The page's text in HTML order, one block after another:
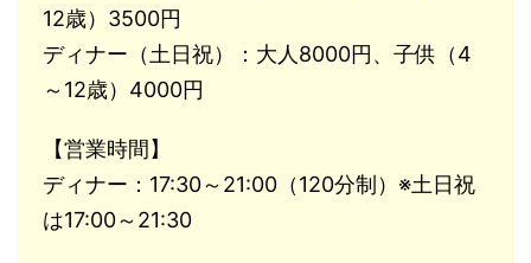
12歳）3500円
ディナー（土日祝）：大人8000円、子供（4
～12歳）4000円
【営業時間】
ディナー：17:30～21:00（120分制）※土日祝
は17:00～21:30